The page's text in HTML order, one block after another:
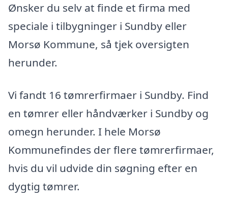
Ønsker du selv at finde et firma med
speciale i tilbygninger i Sundby eller
Morsø Kommune, så tjek oversigten
herunder.
Vi fandt 16 tømrerfirmaer i Sundby. Find
en tømrer eller håndværker i Sundby og
omegn herunder. I hele Morsø
Kommunefindes der flere tømrerfirmaer,
hvis du vil udvide din søgning efter en
dygtig tømrer.